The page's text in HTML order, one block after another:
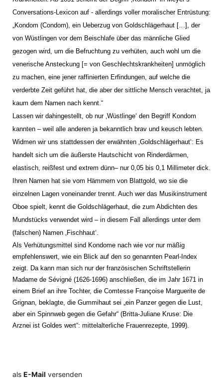
Conversations-Lexicon auf - allerdings voller moralischer Entrüstung:
„Kondom (Condom), ein Ueberzug von Goldschlägerhaut […], der
von Wüstlingen vor dem Beischlafe über das männliche Glied
gezogen wird, um die Befruchtung zu verhüten, auch wohl um die
venerische Ansteckung [= von Geschlechtskrankheiten] unmöglich
zu machen, eine jener raffinierten Erfindungen, auf welche die
verderbte Zeit geführt hat, die aber der sittliche Mensch verachtet, ja
kaum dem Namen nach kennt.“
Lassen wir dahingestellt, ob nur ‚Wüstlinge‘ den Begriff Kondom
kannten – weil alle anderen ja bekanntlich brav und keusch lebten.
Widmen wir uns stattdessen der erwähnten ‚Goldschlägerhaut‘: Es
handelt sich um die äußerste Hautschicht von Rinderdärmen,
elastisch, reißfest und extrem dünn– nur 0,05 bis 0,1 Millimeter dick.
Ihren Namen hat sie vom Hämmern von Blattgold, wo sie die
einzelnen Lagen voneinander trennt. Auch wer das Musikinstrument
Oboe spielt, kennt die Goldschlägerhaut, die zum Abdichten des
Mundstücks verwendet wird – in diesem Fall allerdings unter dem
(falschen) Namen ‚Fischhaut‘.
Als Verhütungsmittel sind Kondome nach wie vor nur mäßig
empfehlenswert, wie ein Blick auf den so genannten Pearl-Index
zeigt. Da kann man sich nur der französischen Schriftstellerin
Madame de Sévigné (1626-1696) anschließen, die im Jahr 1671 in
einem Brief an ihre Tochter, die Comtesse Françoise Marguerite de
Grignan, beklagte, die Gummihaut sei „ein Panzer gegen die Lust,
aber ein Spinnweb gegen die Gefahr“ (Britta-Juliane Kruse: Die
Arznei ist Goldes wert“: mittelalterliche Frauenrezepte, 1999).
als E-Mail versenden